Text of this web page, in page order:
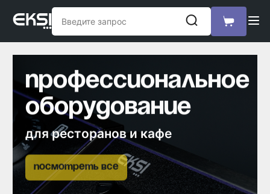
профессиональное
оборудование
для ресторанов и кафе
посмотреть все